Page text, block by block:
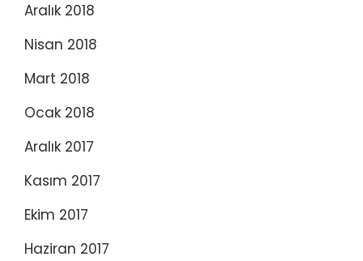
Aralık 2018
Nisan 2018
Mart 2018
Ocak 2018
Aralık 2017
Kasım 2017
Ekim 2017
Haziran 2017